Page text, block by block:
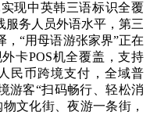
现中英韩三语标识全覆
服务人员外语水平，第三
“用母语游张家界”正在
卡POS机全覆盖，支持
民币跨境支付，全域普
游客“扫码畅行、轻松消
文化街、夜游一条街，